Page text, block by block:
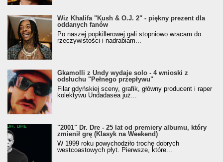
Wiz Khalifa "Kush & O.J. 2" - piękny prezent dla
oddanych fanów
Po naszej popkillerowej gali stopniowo wracam do
rzeczywistości i nadrabiam...
Gkamolli z Undy wydaje solo - 4 wnioski z
odsłuchu "Pełnego przepływu"
Filar gdyńskiej sceny, grafik, główny producent i raper
kolektywu Undadasea już...
"2001" Dr. Dre - 25 lat od premiery albumu, który
zmienił grę (Klasyk na Weekend)
W 1999 roku powychodziło trochę dobrych
westcoastowych płyt. Pierwsze, które...